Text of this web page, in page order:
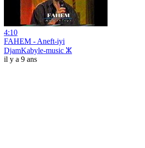
4:10
FAHEM - Aneft-iyi
DjamKabyle-music ⵣ
il y a 9 ans